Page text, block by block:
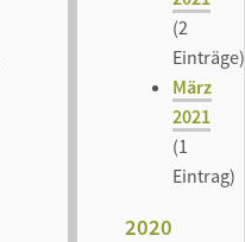
(2
Einträge)
März
2021
(1
Eintrag)
2020